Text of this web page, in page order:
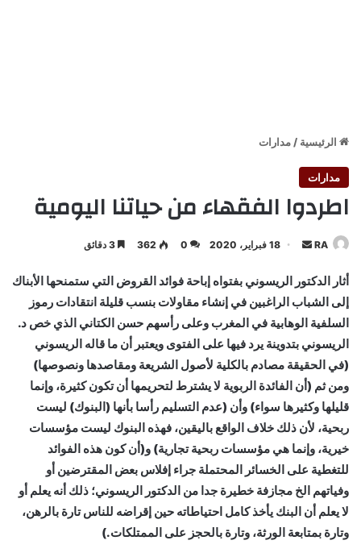
الرئيسية / مدارات
مدارات
اطردوا الفقهاء من حياتنا اليومية
RA
أرسل
إلكترونيا
18 فبراير، 2020 0
362
أثار الدكتور الريسوني بفتواه إباحة فوائد القروض التي ستمنحها الأبناك
إلى الشباب الراغبين في إنشاء مقاولات بنسب قليلة انتقادات رموز
السلفية الوهابية في المغرب وعلى رأسهم حسن الكتاني الذي خص د.
الريسوني بتدوينة يرد فيها على الفتوى ويعتبر أن ما قاله الريسوني
(في الحقيقة مصادم بالكلية لأصول الشريعة ومقاصدها ونصوصها)
ومن ثم (أن الفائدة الربوية لا يشترط لتحريمها أن تكون كثيرة، وإنما
قليلها وكثيرها سواء) وأن (عدم التسليم رأسا بأنها (البنوك) ليست
ربحية، لأن ذلك خلاف الواقع باليقين، فهذه البنوك ليست مؤسسات
خيرية، وإنما هي مؤسسات ربحية تجارية) و(أن كون هذه الفوائد
للتغطية على الخسائر المحتملة جراء إفلاس بعض المقترضين أو
وفياتهم الخ مجازفة خطيرة جدا من الدكتور الريسوني؛ ذلك أنه يعلم أو
لا يعلم أن البنك يأخذ كامل احتياطاته حين إقراضه للناس تارة بالرهن،
وتارة بمتابعة الورثة، وتارة بالحجز على الممتلكات.)